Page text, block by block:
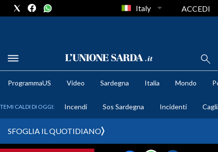
METEO
Italy ACCEDI
ProgrammaUS Video Sardegna Italia Mondo
TEMI CALDI DI OGGI: Incendi Sos Sardegna Incidenti
SFOGLIA IL QUOTIDIANO